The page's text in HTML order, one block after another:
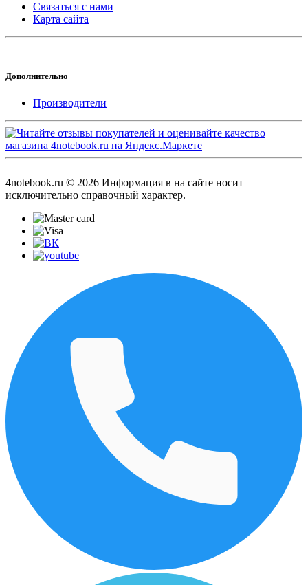
Связаться с нами
Карта сайта
Дополнительно
Производители
4notebook.ru © 2026 Информация в на сайте носит
исключительно справочный характер.